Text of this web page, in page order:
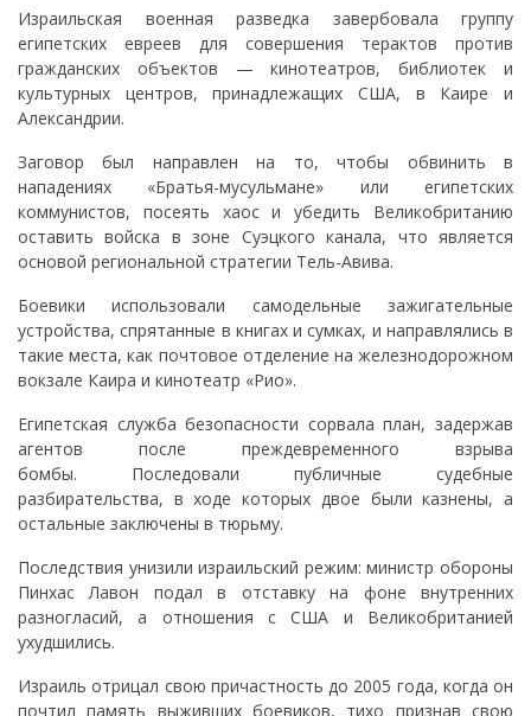
Израильская военная разведка завербовала группу
египетских евреев для совершения терактов против
гражданских объектов — кинотеатров, библиотек и
культурных центров, принадлежащих США, в Каире и
Александрии.
Заговор был направлен на то, чтобы обвинить в
нападениях «Братья-мусульмане» или египетских
коммунистов, посеять хаос и убедить Великобританию
оставить войска в зоне Суэцкого канала, что является
основой региональной стратегии Тель-Авива.
Боевики использовали самодельные зажигательные
устройства, спрятанные в книгах и сумках, и направлялись в
такие места, как почтовое отделение на железнодорожном
вокзале Каира и кинотеатр «Рио».
Египетская служба безопасности сорвала план, задержав
агентов после преждевременного взрыва
бомбы. Последовали публичные судебные
разбирательства, в ходе которых двое были казнены, а
остальные заключены в тюрьму.
Последствия унизили израильский режим: министр обороны
Пинхас Лавон подал в отставку на фоне внутренних
разногласий, а отношения с США и Великобританией
ухудшились.
Израиль отрицал свою причастность до 2005 года, когда он
почтил память выживших боевиков, тихо признав свою